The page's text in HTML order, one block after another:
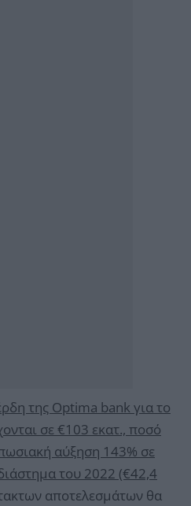
της Optima bank για το
σε €103 εκατ., ποσό
αύξηση 143% σε
του 2022 (€42,4
αποτελεσμάτων θα